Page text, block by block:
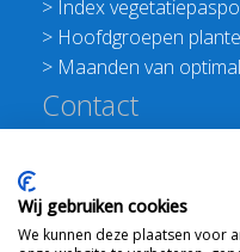
> Index
> Hoofdgroepen
> Maanden van
Contact
E:
Plein 1992 70F
Wij gebruiken cookies
We kunnen deze plaatsen voor